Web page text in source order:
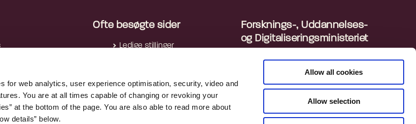
for web analytics, user experience optimisation, security, video and
You are at all times capable of changing or revoking your
at the bottom of the page. You are also able to read more about
details” below.
Allow all cookies
Allow selection
-
Ofte besøgte sider
Ledige stillinger
AltID
Nummerregistret
Tjekditnet.dk
Forsknings-, Uddannelses-
og Digitaliseringsministeriet
Departementet
Danmarks Statistik